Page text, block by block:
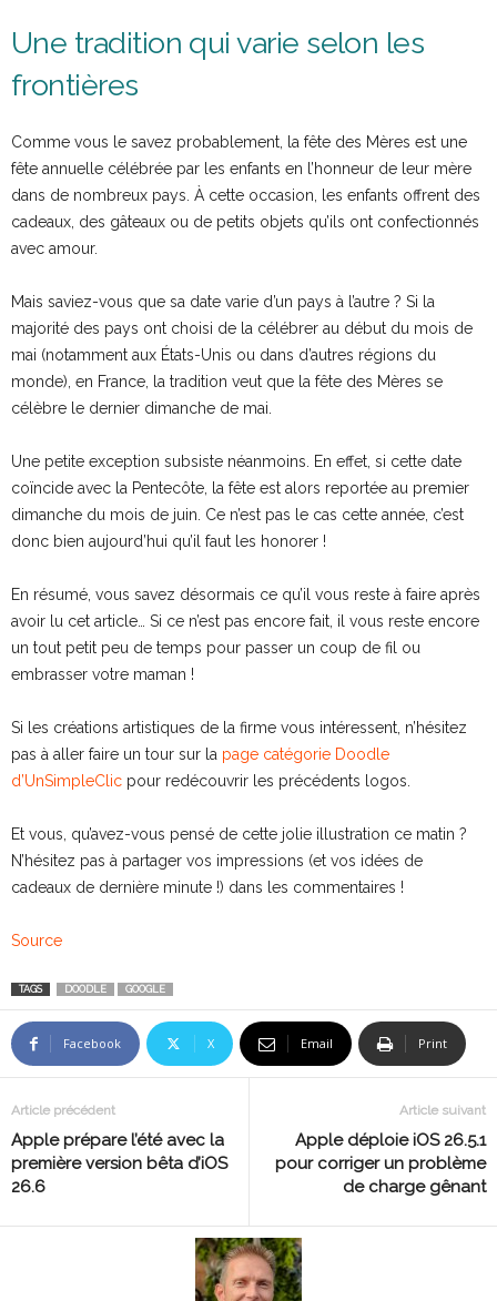
Une tradition qui varie selon les
frontières
Comme vous le savez probablement, la fête des Mères est une
fête annuelle célébrée par les enfants en l’honneur de leur mère
dans de nombreux pays. À cette occasion, les enfants offrent des
cadeaux, des gâteaux ou de petits objets qu’ils ont confectionnés
avec amour.
Mais saviez-vous que sa date varie d’un pays à l’autre ? Si la
majorité des pays ont choisi de la célébrer au début du mois de
mai (notamment aux États-Unis ou dans d’autres régions du
monde), en France, la tradition veut que la fête des Mères se
célèbre le dernier dimanche de mai.
Une petite exception subsiste néanmoins. En effet, si cette date
coïncide avec la Pentecôte, la fête est alors reportée au premier
dimanche du mois de juin. Ce n’est pas le cas cette année, c’est
donc bien aujourd’hui qu’il faut les honorer !
En résumé, vous savez désormais ce qu’il vous reste à faire après
avoir lu cet article… Si ce n’est pas encore fait, il vous reste encore
un tout petit peu de temps pour passer un coup de fil ou
embrasser votre maman !
Si les créations artistiques de la firme vous intéressent, n’hésitez
pas à aller faire un tour sur la page catégorie Doodle
d’UnSimpleClic pour redécouvrir les précédents logos.
Et vous, qu’avez-vous pensé de cette jolie illustration ce matin ?
N’hésitez pas à partager vos impressions (et vos idées de
cadeaux de dernière minute !) dans les commentaires !
Source
TAGS DOODLE GOOGLE
Facebook X Email Print
Article précédent
Apple prépare l’été avec la
première version bêta d’iOS
26.6
Article suivant
Apple déploie iOS 26.5.1
pour corriger un problème
de charge gênant